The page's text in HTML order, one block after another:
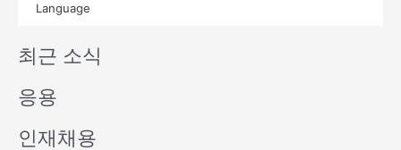
u
e
i
n
Language
최근 소식
응용
인재채용